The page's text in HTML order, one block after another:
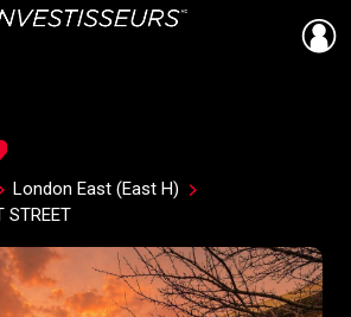
London East (East H)
STREET